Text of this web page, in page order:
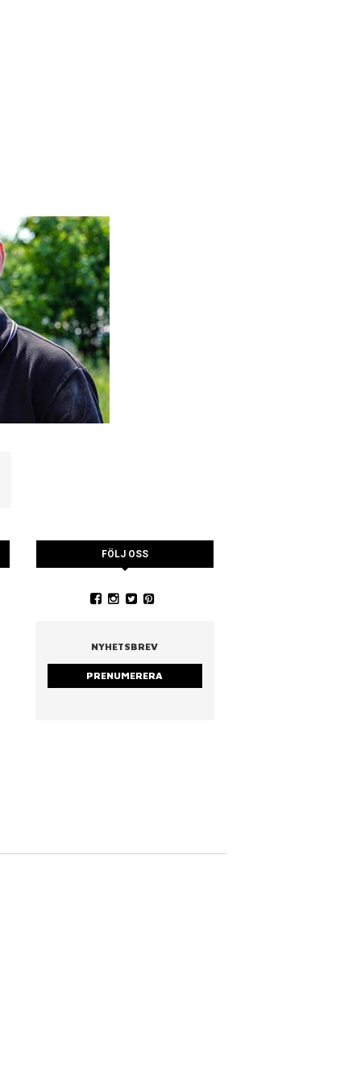
NINA CEDERHOLM
FÖLJ OSS
NYHETSBREV
PRENUMERERA